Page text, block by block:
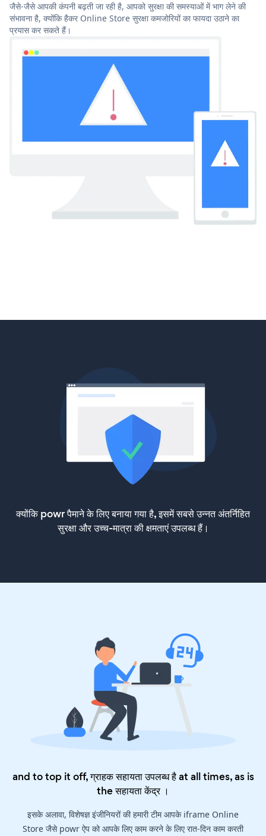
जैसे-जैसे आपकी कंपनी बढ़ती जा रही है, आपको सुरक्षा की समस्याओं में भाग लेने की
संभावना है, क्योंकि हैकर Online Store सुरक्षा कमजोरियों का फायदा उठाने का
प्रयास कर सकते हैं।
क्योंकि powr पैमाने के लिए बनाया गया है, इसमें सबसे उन्नत अंतर्निहित
सुरक्षा और उच्च-मात्रा की क्षमताएं उपलब्ध हैं।
and to top it off, ग्राहक सहायता उपलब्ध है at all times, as is
theसहायता केंद्र।
इसके अलावा, विशेषज्ञ इंजीनियरों की हमारी टीम आपके iframe Online
Store जैसे powr ऐप को आपके लिए काम करने के लिए रात-दिन काम करती